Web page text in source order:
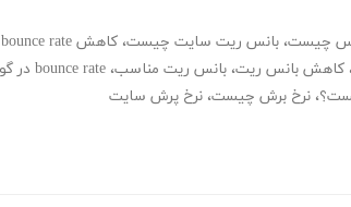
چیست، بانس ریت سایت چیست، کاهش bounce rate bounce rate چیست
کاهش بانس ریت، بانس ریت مناسب، bounce rate در گوگل آنالیتیکس
، نرخ برش چیست، نرخ پرش سایت